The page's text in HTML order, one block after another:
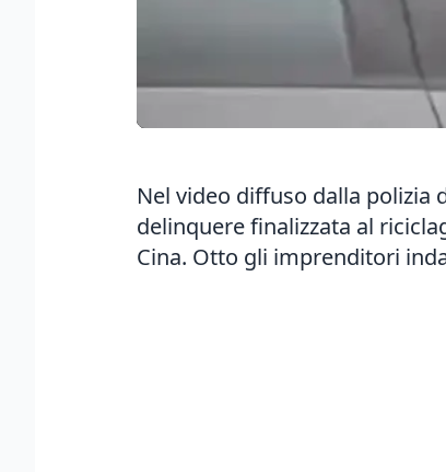
Nel video diffuso dalla polizia
delinquerefinalizzata al
Cina. Otto gli imprenditori